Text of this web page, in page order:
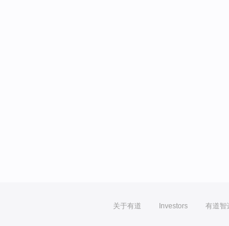
关于有道 Investors 有道智